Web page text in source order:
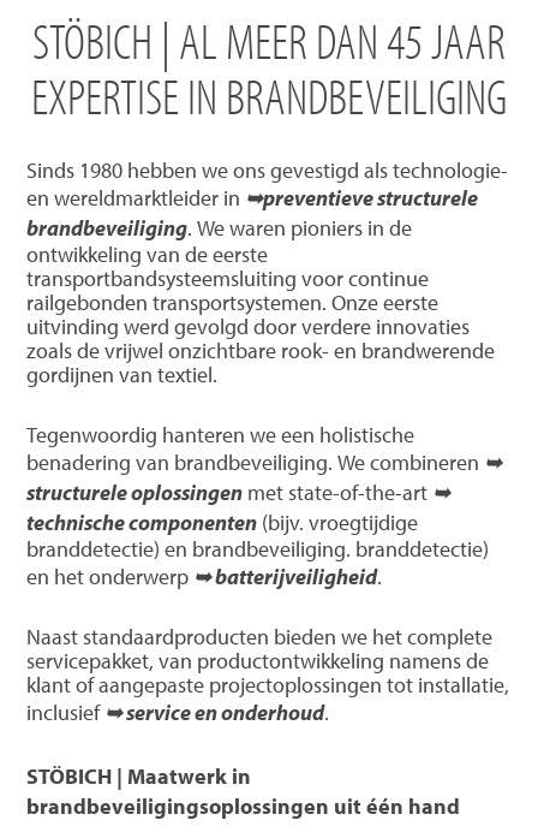
STÖBICH | AL MEER DAN 45 JAAR
EXPERTISE IN BRANDBEVEILIGING
Sinds 1980 hebben we ons gevestigd als technologie-
en wereldmarktleider in ➥preventieve structurele
brandbeveiliging. We waren pioniers in de
ontwikkeling van de eerste
transportbandsysteemsluiting voor continue
railgebonden transportsystemen. Onze eerste
uitvinding werd gevolgd door verdere innovaties
zoals de vrijwel onzichtbare rook- en brandwerende
gordijnen van textiel.
Tegenwoordig hanteren we een holistische
benadering van brandbeveiliging. We combineren ➥
structurele oplossingen met state-of-the-art ➥
technische componenten (bijv. vroegtijdige
branddetectie) en brandbeveiliging. branddetectie)
en het onderwerp ➥ batterijveiligheid.
Naast standaardproducten bieden we het complete
servicepakket, van productontwikkeling namens de
klant of aangepaste projectoplossingen tot installatie,
inclusief ➥ service en onderhoud.
STÖBICH | Maatwerk in
brandbeveiligingsoplossingen uit één hand